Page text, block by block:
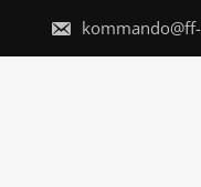
content